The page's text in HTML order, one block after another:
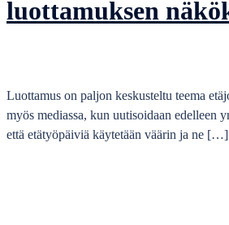
luottamuksen
Luottamus on paljon keskusteltu teema
myös mediassa, kun uutisoidaan edelleen
että etätyöpäiviä käytetään väärin ja ne […]